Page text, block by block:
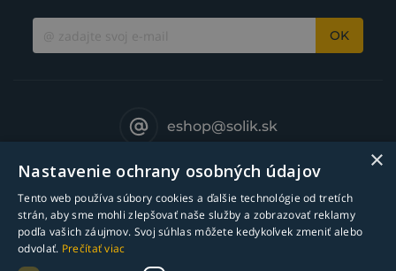
OK
eshop@solik.sk
×
Nastavenie ochrany osobných údajov
Tento web používa súbory cookies a ďalšie technológie od tretích
strán, aby sme mohli zlepšovať naše služby a zobrazovať reklamy
podľa vašich záujmov. Svoj súhlas môžete kedykoľvek zmeniť alebo
odvolať. Prečítať viac